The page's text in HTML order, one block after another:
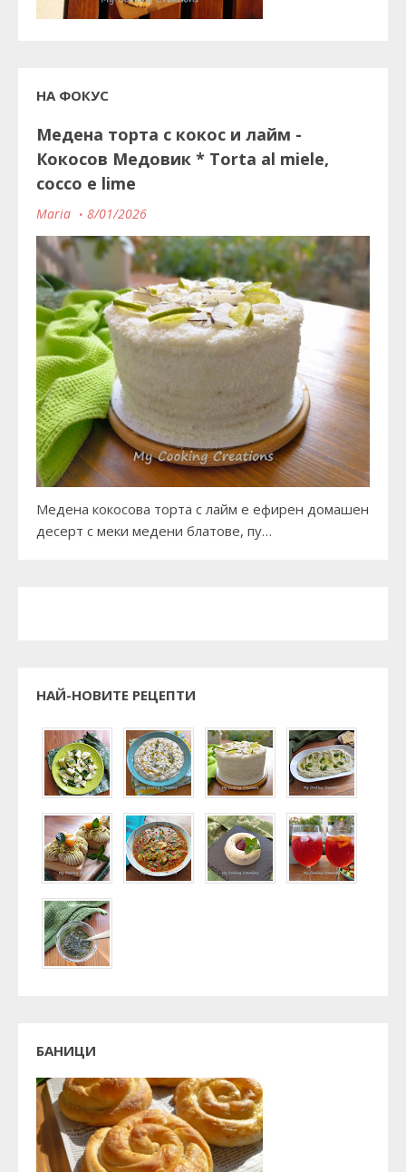
НА ФОКУС
Медена торта с кокос и лайм -
Кокосов Медовик * Torta al miele,
cocco e lime
Maria 8/01/2026
Медена кокосова торта с лайм е ефирен домашен
десерт с меки медени блатове, пу…
НАЙ-НОВИТЕ РЕЦЕПТИ
БАНИЦИ